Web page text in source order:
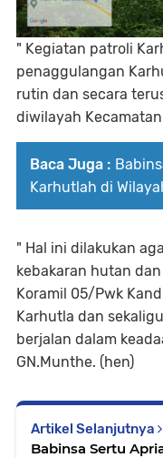
" Kegiatan patroli
penaggulangan
rutin dan secara
diwilayah
Baca Juga :
Karhutlah di
" Hal ini dilakukan
kebakaran hutan
Koramil 05/Pwk
Karhutla dan
berjalan dalam
GN.Munthe. (hen)
Artikel Selanjutnya
Babinsa Sertu